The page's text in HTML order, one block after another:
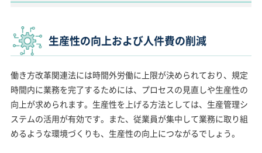
生産性の向上および人件費の削減
働き方改革関連法には時間外労働に上限が決められており、規定
時間内に業務を完了するためには、プロセスの見直しや生産性の
向上が求められます。生産性を上げる方法としては、生産管理シ
ステムの活用が有効です。また、従業員が集中して業務に取り組
めるような環境づくりも、生産性の向上につながるでしょう。